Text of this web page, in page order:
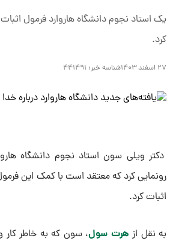
یک استاد نجوم دانشگاه هاروارد فرمول
کرد.
۲۷ اسفند ۱۴۰۳ شناسه خبر: ۴۴۱۴۹۱
دکتر ویلی سون استاد نجوم دانشگاه
رونمایی کرد که معتقد است با کمک این
اثبات کرد.
به نقل از هرت سول، سون که به خاطر کار